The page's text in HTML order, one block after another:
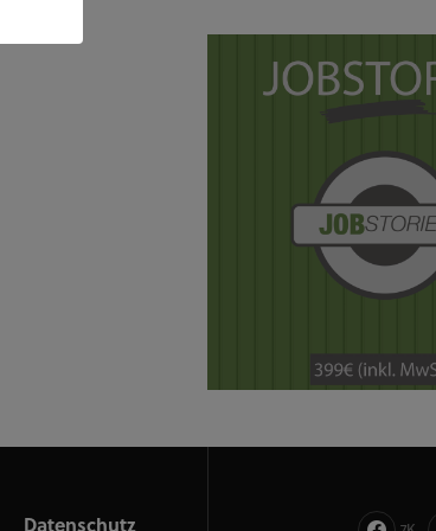
Datenschutz